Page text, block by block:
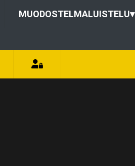
MUODOSTELMALUISTELU▾